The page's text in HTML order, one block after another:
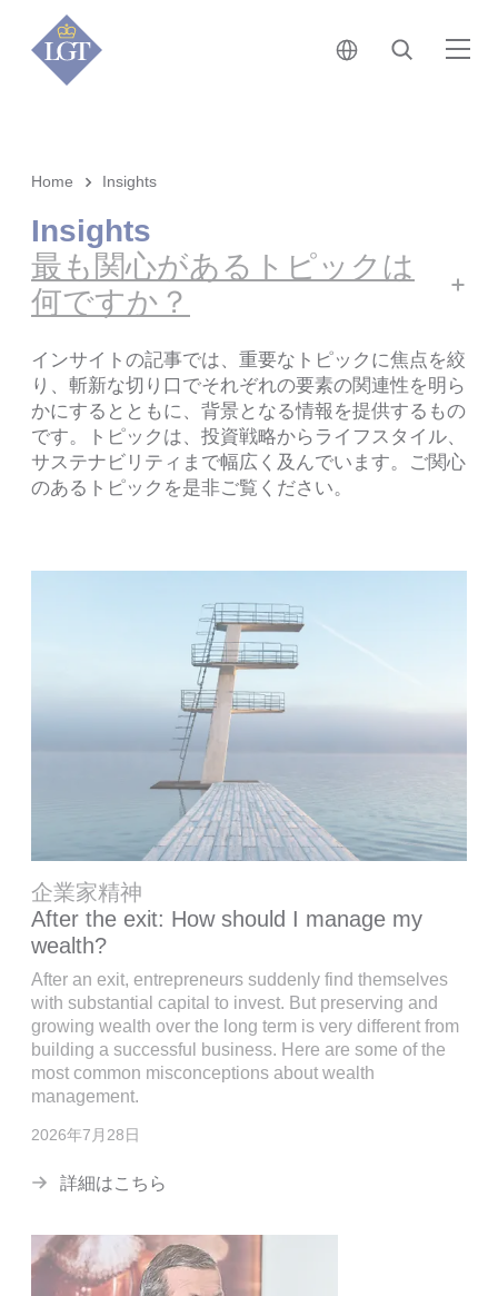
日本 • 日本語
検索
Home Insights
Insights
最も関心があるトピックは
何ですか？
インサイトの記事では、重要なトピックに焦点を絞
り、斬新な切り口でそれぞれの要素の関連性を明ら
かにするとともに、背景となる情報を提供するもの
です。トピックは、投資戦略からライフスタイル、
サステナビリティまで幅広く及んでいます。ご関心
のあるトピックを是非ご覧ください。
企業家精神
After the exit: How should I manage my
wealth?
After an exit, entrepreneurs suddenly find themselves
with substantial capital to invest. But preserving and
growing wealth over the long term is very different from
building a successful business. Here are some of the
most common misconceptions about wealth
management.
2026年7月28日
詳細はこちら